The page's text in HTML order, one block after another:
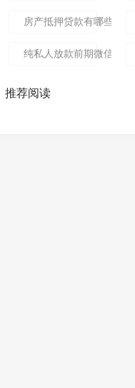
房产抵押贷款有哪些风
纯私人放款前期微信私
推荐阅读